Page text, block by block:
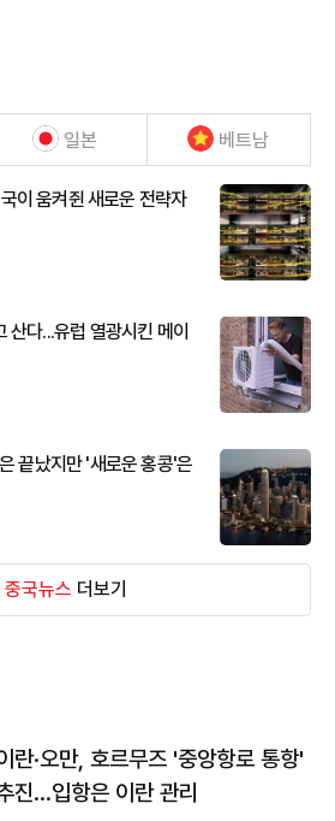
일본 베트남
이 움켜쥔 새로운 전략자
산다...유럽 열광시킨 메이
끝났지만 '새로운 홍콩'은
중국뉴스 더보기
란·오만, 호르무즈 '중앙항로 통항'
진…입항은 이란 관리